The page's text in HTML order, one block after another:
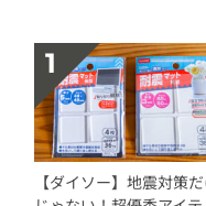
【ダイソー】地震対策